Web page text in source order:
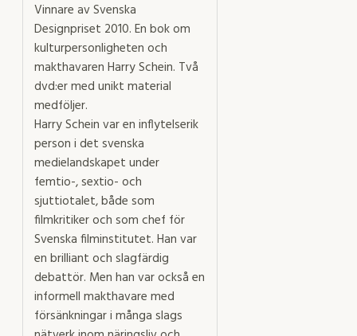
Vinnare av Svenska
Designpriset 2010. En bok om
kulturpersonligheten och
makthavaren Harry Schein. Två
dvd:er med unikt material
medföljer.
Harry Schein var en inflytelserik
person i det svenska
medielandskapet under
femtio-, sextio- och
sjuttiotalet, både som
filmkritiker och som chef för
Svenska filminstitutet. Han var
en brilliant och slagfärdig
debattör. Men han var också en
informell makthavare med
försänkningar i många slags